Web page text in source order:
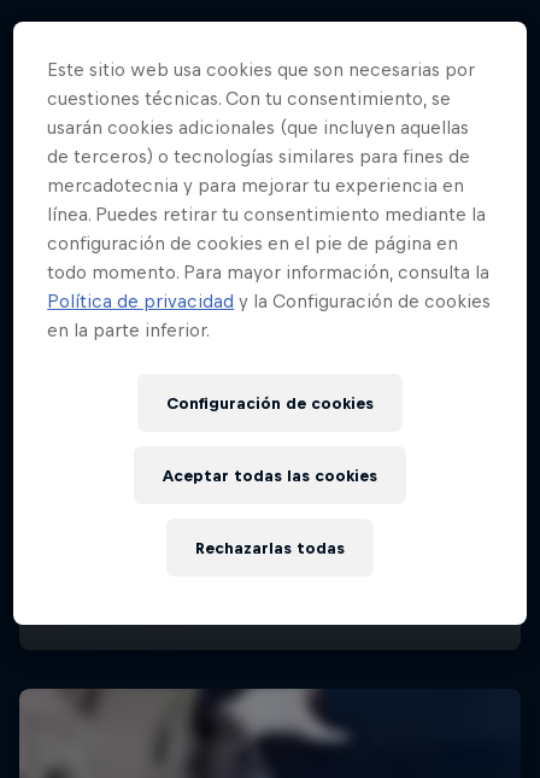
Este sitio web usa cookies que son necesarias por
cuestiones técnicas. Con tu consentimiento, se
usarán cookies adicionales (que incluyen aquellas
de terceros) o tecnologías similares para fines de
mercadotecnia y para mejorar tu experiencia en
línea. Puedes retirar tu consentimiento mediante la
configuración de cookies en el pie de página en
todo momento. Para mayor información, consulta la
Política de privacidad y la Configuración de cookies
en la parte inferior.
Configuración de cookies
Rechazarlas todas
Aceptar todas las cookies